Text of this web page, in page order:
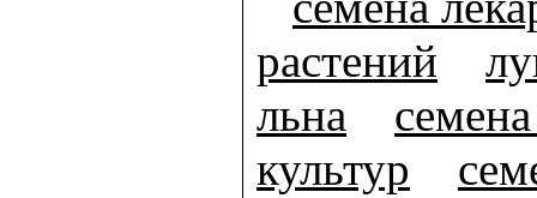
растений
льна
культур